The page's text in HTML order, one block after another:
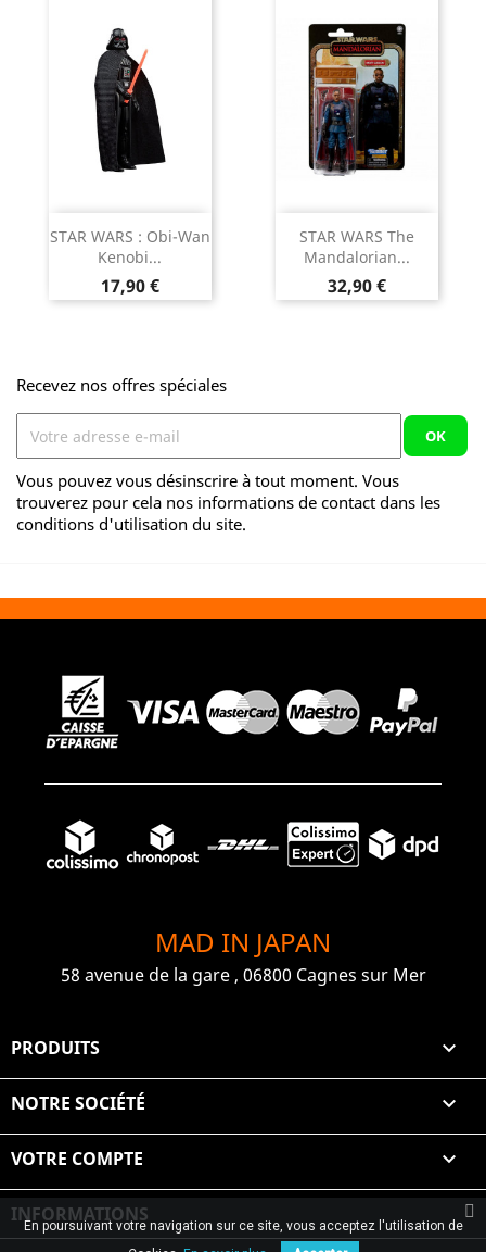
STAR WARS : Obi-Wan
Kenobi...
Prix
17,90 €
STAR WARS The
Mandalorian...
Prix
32,90 €
Recevez nos offres spéciales
Vous pouvez vous désinscrire à tout moment. Vous
trouverez pour cela nos informations de contact dans les
conditions d'utilisation du site.
MAD IN JAPAN
58 avenue de la gare , 06800 Cagnes sur Mer
PRODUITS 
NOTRE SOCIÉTÉ 
VOTRE COMPTE 
INFORMATIONS
En poursuivant votre navigation sur ce site, vous acceptez l'utilisation de